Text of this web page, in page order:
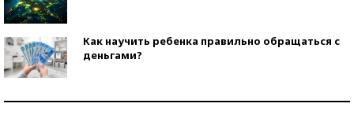
Как научить ребенка правильно обращаться с
деньгами?